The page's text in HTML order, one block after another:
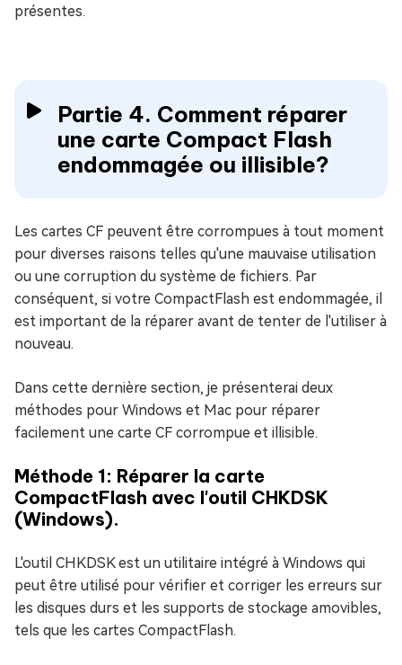
présentes.
Partie 4. Comment réparer
une carte Compact Flash
endommagée ou illisible?
Les cartes CF peuvent être corrompues à tout moment
pour diverses raisons telles qu'une mauvaise utilisation
ou une corruption du système de fichiers. Par
conséquent, si votre CompactFlash est endommagée, il
est important de la réparer avant de tenter de l'utiliser à
nouveau.
Dans cette dernière section, je présenterai deux
méthodes pour Windows et Mac pour réparer
facilement une carte CF corrompue et illisible.
Méthode 1: Réparer la carte
CompactFlash avec l'outil CHKDSK
(Windows).
L'outil CHKDSK est un utilitaire intégré à Windows qui
peut être utilisé pour vérifier et corriger les erreurs sur
les disques durs et les supports de stockage amovibles,
tels que les cartes CompactFlash.